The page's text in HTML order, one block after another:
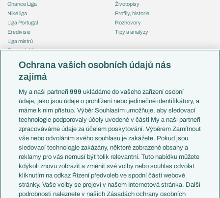
Chance Liga
Niké liga
Liga Portugal
Eredivisie
Liga mistrů
Evropská liga
Mistrovství světa
Liga národů
Témata
Představení týmů MS
EuroSkauting
PL v kostce
Evropské koeficienty
Přestupy
Přestupové spekulace
Zranění
Kluby
Arsenal FC
Životopisy
Profily, historie
Rozhovory
Tipy a analýzy
Česko
Francie
Itálie
Německo
Španělsko
Argentina
Brazílie
Přestupy
Zápasy
Livescore
Tipovací soutěž
Ochrana vašich osobních údajů nás
zajímá
My a naši partneři999 ukládáme do vašeho zařízení osobní
údaje, jako jsou údaje o prohlížení nebo jedinečné identifikátory, a
máme k nim přístup. Výběr Souhlasím umožňuje, aby sledovací
technologie podporovaly účely uvedené v části My a naši partneři
zpracováváme údaje za účelem poskytování. Výběrem Zamítnout
vše nebo odvoláním svého souhlasu je zakážete. Pokud jsou
sledovací technologie zakázány, některé zobrazené obsahy a
reklamy pro vás nemusí být tolik relevantní. Tuto nabídku můžete
kdykoli znovu zobrazit a změnit své volby nebo souhlas odvolat
kliknutím na odkaz Řízení předvoleb ve spodní části webové
stránky. Vaše volby se projeví v našem Internetová stránka. Další
podrobnosti naleznete v našich Zásadách ochrany osobních